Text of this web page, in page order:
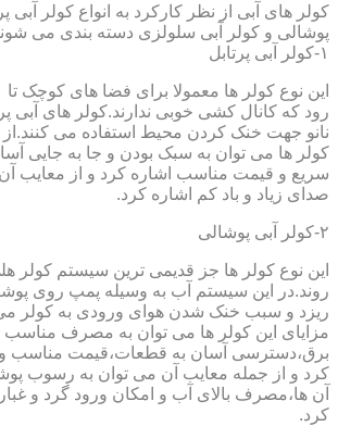
کولر های آبی از نظر کارکرد به انواع کولر آبی
پوشالی و کولر آبی سلولزی دسته بندی می
۱-کولر آبی پرتابل
رود که کانال کشی خوبی ندارند.کولر های آبی
نانو جهت خنک کردن محیط استفاده می کنند.از
کولر ها می توان به سبک بودن و جا به جایی
سریع و قیمت مناسب اشاره کرد و از معایب آن
صدای زیاد و باد کم اشاره کرد.
۲-کولر آبی پوشالی
این نوع کولر ها جز قدیمی ترین سیستم کولر
روند.در این سیستم آب به وسیله پمپ روی
ریزد و سبب خنک شدن هوای ورودی به کولر
مزایای این کولر ها می توان به مصرف مناسب
برق،دسترسی آسان به قطعات،قیمت مناسب
کرد و از جمله معایب آن می توان به رسوب
آن ها،مصرف بالای آب و امکان ورود گرد و
کرد.